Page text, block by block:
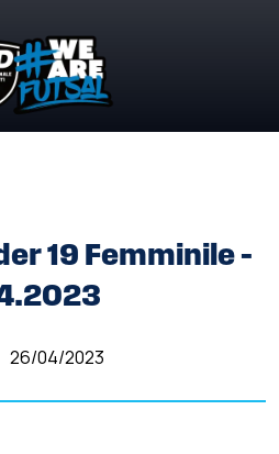
19 Femminile –
26/04/2023